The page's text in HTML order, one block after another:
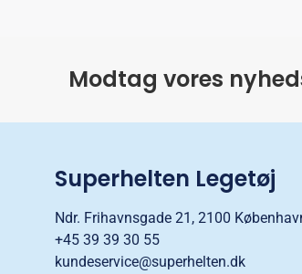
Modtag vores
Superhelten Legetøj
Ndr. Frihavnsgade 21, 2100
+45 39 39 30 55
kundeservice@superhelten.dk